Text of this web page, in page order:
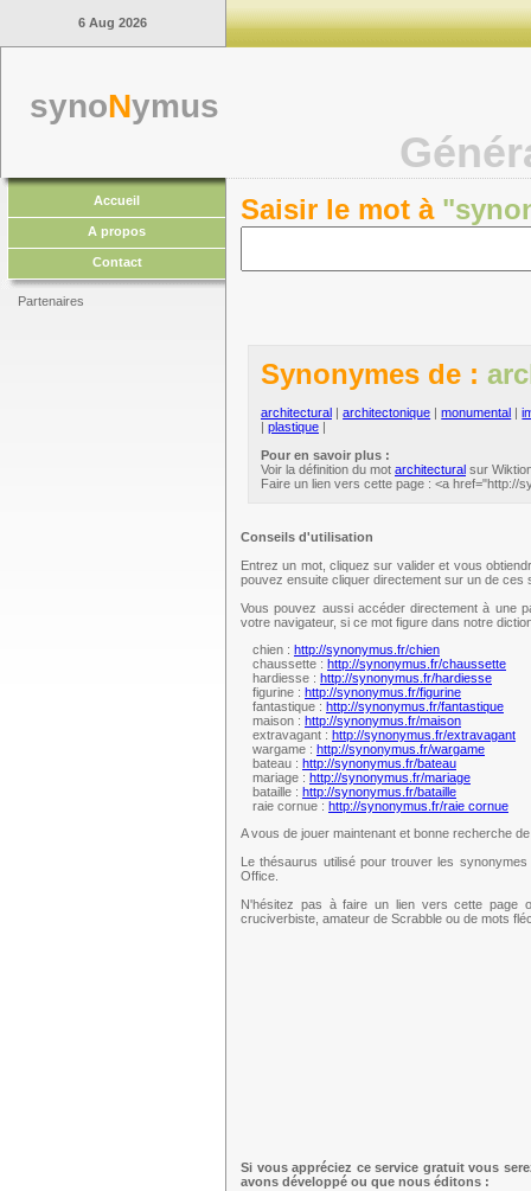
6 Aug 2026
synoNymus
Accueil
A propos
Contact
Partenaires
Saisir le mot à
Synonymes de :
architectural |architectonique |monumental |
| plastique |
Pour en savoir plus :
Voir la définition du mot architectural sur
Faire un lien vers cette page : <a href="http://
Conseils d'utilisation
Entrez un mot, cliquez sur valider et vous
pouvez ensuite cliquer directement sur un de
Vous pouvez aussi accéder directement à une
votre navigateur, si ce mot figure dans notre
chien : http://synonymus.fr/chien
chaussette : http://synonymus.fr/chaussette
hardiesse : http://synonymus.fr/hardiesse
figurine : http://synonymus.fr/figurine
fantastique : http://synonymus.fr/fantastique
maison : http://synonymus.fr/maison
extravagant : http://synonymus.fr/extravagant
wargame : http://synonymus.fr/wargame
bateau : http://synonymus.fr/bateau
mariage : http://synonymus.fr/mariage
bataille : http://synonymus.fr/bataille
raie cornue : http://synonymus.fr/raie cornue
A vous de jouer maintenant et bonne recherche
Le thésaurus utilisé pour trouver les
Office.
N'hésitez pas à faire un lien vers cette
cruciverbiste, amateur de Scrabble ou de mots
Si vous appréciez ce service gratuit vous
avons développé ou que nous éditons :